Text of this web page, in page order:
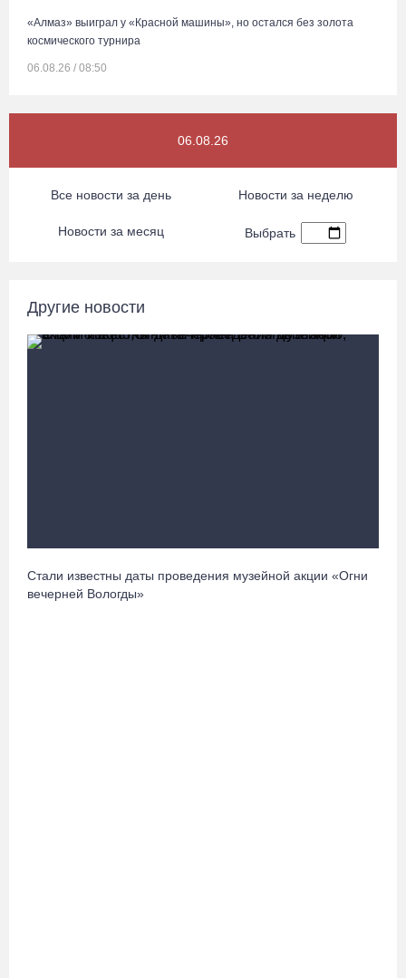
«Алмаз» выиграл у «Красной машины», но остался без золота
космического турнира
06.08.26 / 08:50
05.08.26 / 20:20
Четырех пьяных водителей и 23 без прав задержали за сутки
05.08.26 / 17:09
05.08.26 / 16:22
Житель Москвы пострадал в опрокинувшемся под Вытегрой
06.08.26
Все новости за день Новости за неделю
Новости за месяц Выбрать
Другие новости
Стали известны даты проведения музейной акции «Огни
вечерней Вологды»